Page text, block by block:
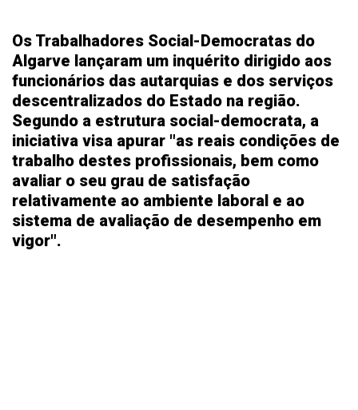
Os Trabalhadores Social-Democratas do
Algarve lançaram um inquérito dirigido aos
funcionários das autarquias e dos serviços
descentralizados do Estado na região.
Segundo a estrutura social-democrata, a
iniciativa visa apurar "as reais condições de
trabalho destes profissionais, bem como
avaliar o seu grau de satisfação
relativamente ao ambiente laboral e ao
sistema de avaliação de desempenho em
vigor".